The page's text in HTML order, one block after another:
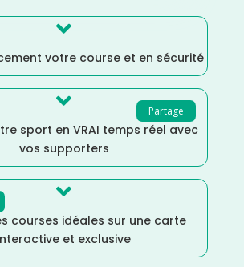

votre course et en sécurité
Partage

sport en VRAI temps réel avec
vos supporters

courses idéales sur une carte
et exclusive